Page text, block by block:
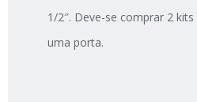
1/2″. Deve-se comprar 2
uma porta.